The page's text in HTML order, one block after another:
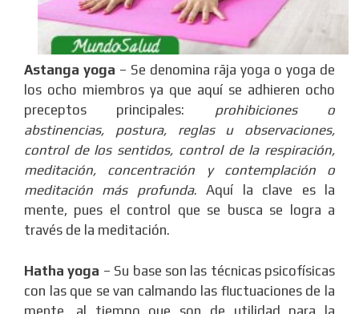
Astanga yoga – Se denomina rāja yoga o yoga de
los ocho miembros ya que aquí se adhieren ocho
preceptos principales: prohibiciones o
abstinencias, postura, reglas u observaciones,
control de los sentidos, control de la respiración,
meditación, concentración y contemplación o
meditación más profunda. Aquí la clave es la
mente, pues el control que se busca se logra a
través de la meditación.
Hatha yoga – Su base son las técnicas psicofísicas
con las que se van calmando las fluctuaciones de la
mente, al tiempo que son de utilidad para la